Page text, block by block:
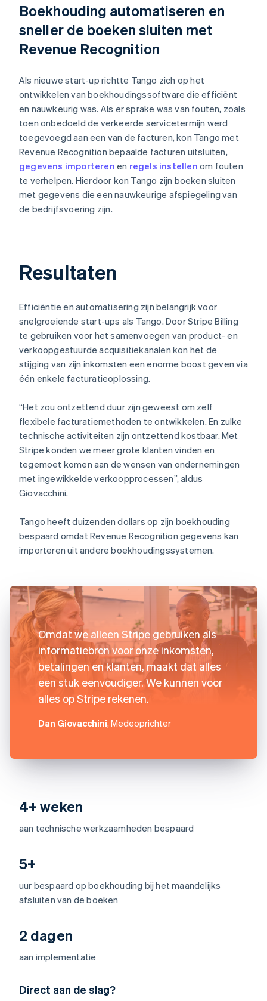
4+ weken
aan technische werkzaamheden bespaard
5+
uur bespaard op boekhouding bij het maandelijks
afsluiten van de boeken
2 dagen
aan implementatie
Direct aan de slag?
Boekhouding automatiseren en
sneller de boeken sluiten met
Revenue Recognition
Als nieuwe start-up richtte Tango zich op het
ontwikkelen van boekhoudingssoftware die efficiënt
en nauwkeurig was. Als er sprake was van fouten, zoals
toen onbedoeld de verkeerde servicetermijn werd
toegevoegd aan een van de facturen, kon Tango met
Revenue Recognition bepaalde facturen uitsluiten,
gegevens importeren en regels instellen om fouten
te verhelpen. Hierdoor kon Tango zijn boeken sluiten
met gegevens die een nauwkeurige afspiegeling van
de bedrijfsvoering zijn.
Resultaten
Efficiëntie en automatisering zijn belangrijk voor
snelgroeiende start-ups als Tango. Door Stripe Billing
te gebruiken voor het samenvoegen van product- en
verkoopgestuurde acquisitiekanalen kon het de
stijging van zijn inkomsten een enorme boost geven via
één enkele facturatieoplossing.
“Het zou ontzettend duur zijn geweest om zelf
flexibele facturatiemethoden te ontwikkelen. En zulke
technische activiteiten zijn ontzettend kostbaar. Met
Stripe konden we meer grote klanten vinden en
tegemoet komen aan de wensen van ondernemingen
met ingewikkelde verkoopprocessen”, aldus
Giovacchini.
Tango heeft duizenden dollars op zijn boekhouding
bespaard omdat Revenue Recognition gegevens kan
importeren uit andere boekhoudingssystemen.
Omdat we alleen Stripe gebruiken als
informatiebron voor onze inkomsten,
betalingen en klanten, maakt dat alles
een stuk eenvoudiger. We kunnen voor
alles op Stripe rekenen.
Dan Giovacchini, Medeoprichter
Australië
English